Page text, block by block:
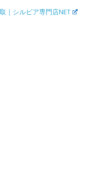
｜シルビア専門店NET